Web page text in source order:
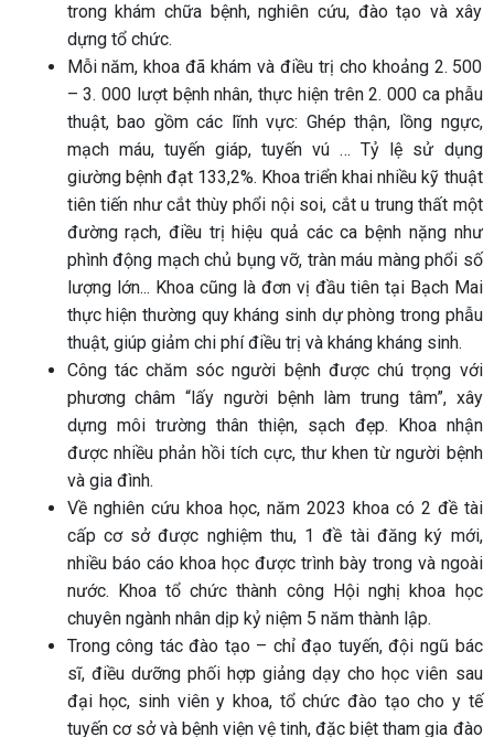
trong khám chữa bệnh, nghiên cứu, đào tạo và xây
dựng tổ chức.
Mỗi năm, khoa đã khám và điều trị cho khoảng 2. 500
– 3. 000 lượt bệnh nhân, thực hiện trên 2. 000 ca phẫu
thuật, bao gồm các lĩnh vực: Ghép thận, lồng ngực,
mạch máu, tuyến giáp, tuyến vú … Tỷ lệ sử dụng
giường bệnh đạt 133,2%. Khoa triển khai nhiều kỹ thuật
tiên tiến như cắt thùy phổi nội soi, cắt u trung thất một
đường rạch, điều trị hiệu quả các ca bệnh nặng như
phình động mạch chủ bụng vỡ, tràn máu màng phổi số
lượng lớn... Khoa cũng là đơn vị đầu tiên tại Bạch Mai
thực hiện thường quy kháng sinh dự phòng trong phẫu
thuật, giúp giảm chi phí điều trị và kháng kháng sinh.
Công tác chăm sóc người bệnh được chú trọng với
phương châm “lấy người bệnh làm trung tâm”, xây
dựng môi trường thân thiện, sạch đẹp. Khoa nhận
được nhiều phản hồi tích cực, thư khen từ người bệnh
và gia đình.
Về nghiên cứu khoa học, năm 2023 khoa có 2 đề tài
cấp cơ sở được nghiệm thu, 1 đề tài đăng ký mới,
nhiều báo cáo khoa học được trình bày trong và ngoài
nước. Khoa tổ chức thành công Hội nghị khoa học
chuyên ngành nhân dịp kỷ niệm 5 năm thành lập.
Trong công tác đào tạo – chỉ đạo tuyến, đội ngũ bác
sĩ, điều dưỡng phối hợp giảng dạy cho học viên sau
đại học, sinh viên y khoa, tổ chức đào tạo cho y tế
tuyến cơ sở và bệnh viện vệ tinh, đặc biệt tham gia đào